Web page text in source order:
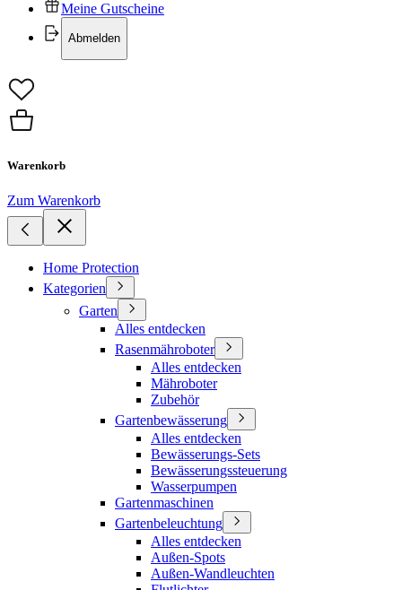
Meine Gutscheine
Abmelden
Warenkorb
Zum Warenkorb
Home Protection
Kategorien
Garten
Alles entdecken
Rasenmähroboter
Alles entdecken
Mähroboter
Zubehör
Gartenbewässerung
Alles entdecken
Bewässerungs-Sets
Bewässerungssteuerung
Wasserpumpen
Gartenmaschinen
Gartenbeleuchtung
Alles entdecken
Außen-Spots
Außen-Wandleuchten